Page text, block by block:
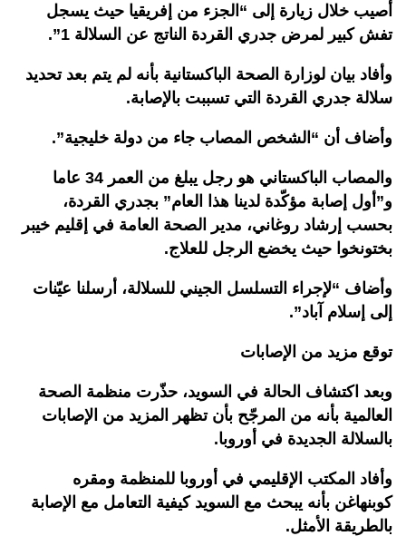
أصيب خلال زيارة إلى “الجزء من إفريقيا حيث يسجل
تفش كبير لمرض جدري القردة الناتج عن السلالة 1”.
وأفاد بيان لوزارة الصحة الباكستانية بأنه لم يتم بعد تحديد
سلالة جدري القردة التي تسببت بالإصابة.
وأضاف أن “الشخص المصاب جاء من دولة خليجية”.
والمصاب الباكستاني هو رجل يبلغ من العمر 34 عاما
و”أول إصابة مؤكّدة لدينا هذا العام” بجدري القردة،
بحسب إرشاد روغاني، مدير الصحة العامة في إقليم خیبر
بختونخوا حيث يخضع الرجل للعلاج.
وأضاف “لإجراء التسلسل الجيني للسلالة، أرسلنا عيّنات
إلى إسلام آباد”.
توقع مزيد من الإصابات
وبعد اكتشاف الحالة في السويد، حذّرت منظمة الصحة
العالمية بأنه من المرجّح بأن تظهر المزيد من الإصابات
بالسلالة الجديدة في أوروبا.
وأفاد المكتب الإقليمي في أوروبا للمنظمة ومقره
كوبنهاغن بأنه يبحث مع السويد كيفية التعامل مع الإصابة
بالطريقة الأمثل.